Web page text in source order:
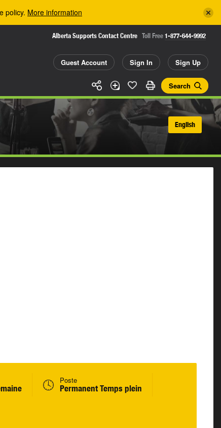
policy. More information
Alberta Supports Contact Centre Toll Free 1-877-644-9992
Guest Account Sign In Sign Up
Search
English
Poste
Permanent Temps plein